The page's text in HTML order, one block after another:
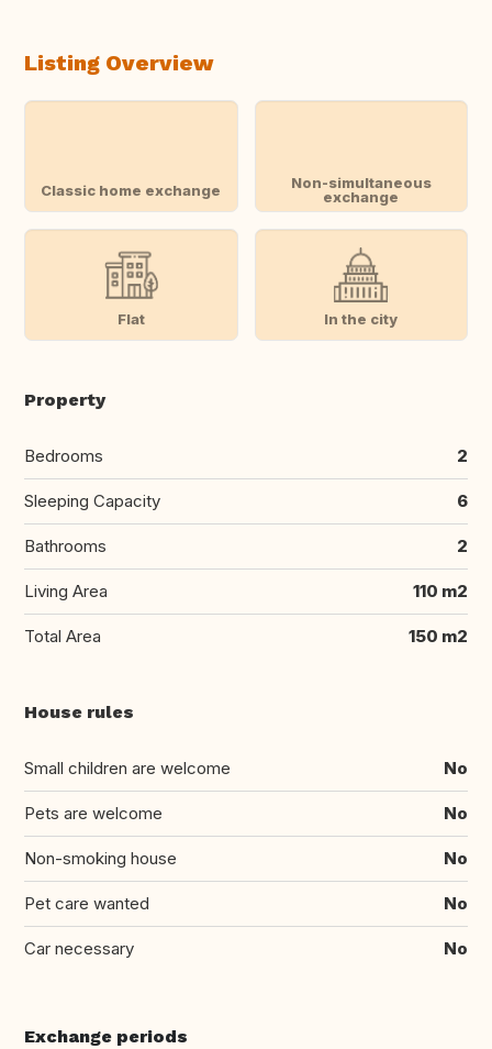
Listing Overview
Classic home exchange
Non-simultaneous
exchange
Flat In the city
Property
Bedrooms 2
Sleeping Capacity 6
Bathrooms 2
Living Area 110 m2
Total Area 150 m2
House rules
Small children are welcome No
Pets are welcome No
Non-smoking house No
Pet care wanted No
Car necessary No
Exchange periods